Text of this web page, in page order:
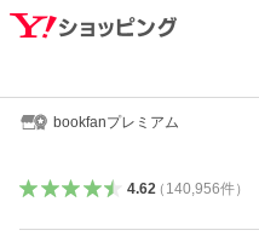
bookfanプレミアム
4.62（ 140,956件）